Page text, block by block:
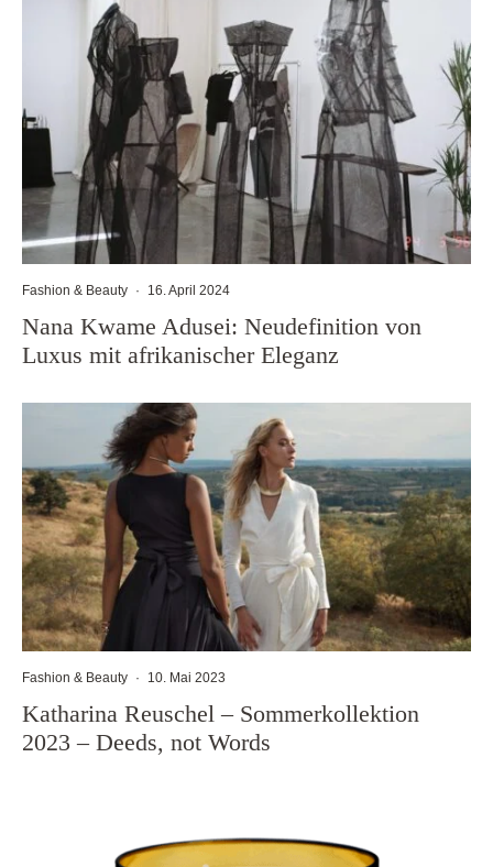
Fashion & Beauty · 16. April 2024
Nana Kwame Adusei: Neudefinition von
Luxus mit afrikanischer Eleganz
Fashion & Beauty · 10. Mai 2023
Katharina Reuschel – Sommerkollektion
2023 – Deeds, not Words